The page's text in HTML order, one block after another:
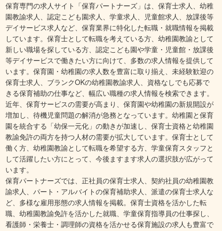
保育専門の求人サイト「保育パートナーズ」は、保育士求人、幼稚
園教諭求人、認定こども園求人、学童求人、児童館求人、放課後等
デイサービス求人など、保育業界に特化した転職・就職情報を掲載
しています。保育士として転職を考えている方、幼稚園教諭として
新しい職場を探している方、認定こども園や学童・児童館・放課後
等デイサービスで働きたい方に向けて、多数の求人情報を提供して
います。保育園・幼稚園の求人数を豊富に取り揃え、未経験歓迎の
保育士求人、ブランクOKの幼稚園教諭求人、資格なしでも応募で
きる保育補助の仕事など、幅広い職種の求人情報を検索できます。
近年、保育サービスの需要が高まり、保育園や幼稚園の新規開設が
増加し、待機児童問題の解消が急務となっています。幼稚園と保育
園を統合する「幼保一元化」の動きが加速し、保育士資格と幼稚園
教諭免許の両方を持つ人材の需要が拡大しています。保育士として
働く方、幼稚園教諭として転職を希望する方、学童保育スタッフと
して活躍したい方にとって、今後ますます求人の選択肢が広がって
います。
保育パートナーズでは、正社員の保育士求人、契約社員の幼稚園教
諭求人、パート・アルバイトの保育補助求人、派遣の保育士求人な
ど、多様な雇用形態の求人情報を掲載。保育士資格を活かした転
職、幼稚園教諭免許を活かした就職、学童保育指導員の仕事探し、
看護師・栄養士・調理師の資格を活かせる保育施設の求人も豊富で